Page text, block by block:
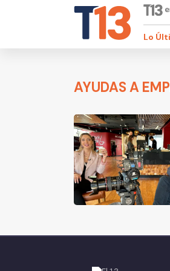
Lo
AYUDAS A